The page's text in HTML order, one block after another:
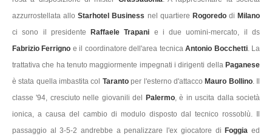
azzurrostellata alloStarhotel Business nel quartiere Rogoredo di Milano
ci sono il presidente
Raffaele Trapani e i due uomini-mercato, il ds
Fabrizio Ferrigno e il coordinatore dell'area tecnicaAntonio Bocchetti. La
trattativa che ha tenuto maggiormente impegnati i dirigenti della Paganese
è stata quella imbastita col Tarantoper l'esterno d'attacco Mauro Bollino. Il
classe '94, cresciuto nelle giovanili del
Palermo, è in uscita dalla società
ionica, a causa del cambio di modulo disposto dal tecnico rossoblù. Il
passaggio al 3-5-2 andrebbe a penalizzare l'ex giocatore di Foggiaed